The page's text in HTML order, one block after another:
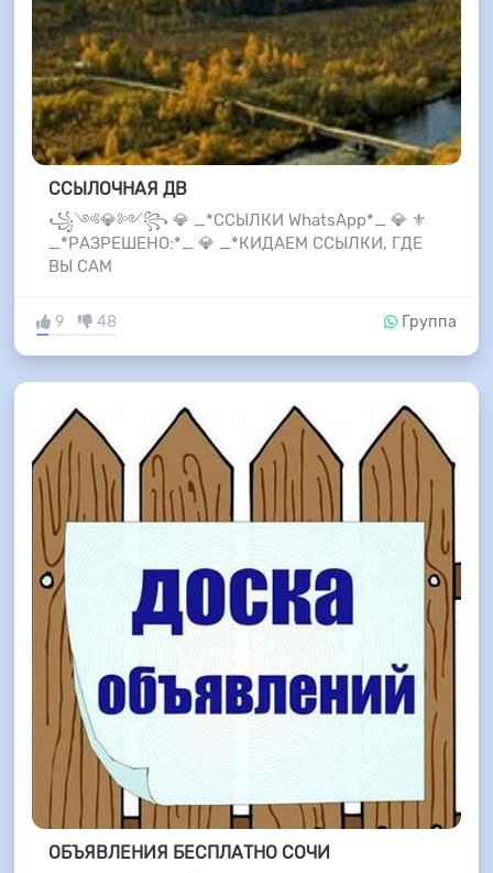
ССЫЛОЧНАЯ ДВ
꧁༺💎༻꧂ 💎 _*ССЫЛКИ WhatsApp*_ 💎 ⚜
_*РАЗРЕШЕНО:*_ 💎 _*КИДАЕМ ССЫЛКИ, ГДЕ
ВЫ САМ
9 48 Группа
ОБЪЯВЛЕНИЯ БЕСПЛАТНО СОЧИ